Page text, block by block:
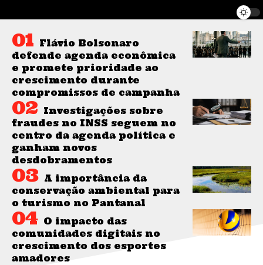
Flávio Bolsonaro
defende agenda econômica
e promete prioridade ao
crescimento durante
compromissos de campanha
Investigações sobre
fraudes no INSS seguem no
centro da agenda política e
ganham novos
desdobramentos
A importância da
conservação ambiental para
o turismo no Pantanal
O impacto das
comunidades digitais no
crescimento dos esportes
amadores